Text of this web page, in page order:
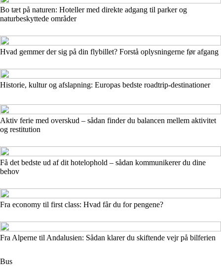
Bo tæt på naturen: Hoteller med direkte adgang til parker og
naturbeskyttede områder
Hvad gemmer der sig på din flybillet? Forstå oplysningerne før afgang
Historie, kultur og afslapning: Europas bedste roadtrip-destinationer
Aktiv ferie med overskud – sådan finder du balancen mellem aktivitet
og restitution
Få det bedste ud af dit hotelophold – sådan kommunikerer du dine
behov
Fra economy til first class: Hvad får du for pengene?
Fra Alperne til Andalusien: Sådan klarer du skiftende vejr på bilferien
Bus